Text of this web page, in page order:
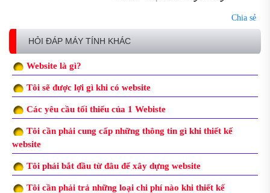
Chia sẻ
HỎI ĐÁP MÁY TÍNH KHÁC
Website là gì?
Tôi sẽ được lợi gì khi có website
Các yêu cầu tối thiểu của 1 Webiste
Tôi cần phải cung cấp những thông tin gì khi thiết kế
website
Tôi phải bắt đầu từ đâu để xây dựng website
Tôi cần phải trả những loại chi phí nào khi thiết kế